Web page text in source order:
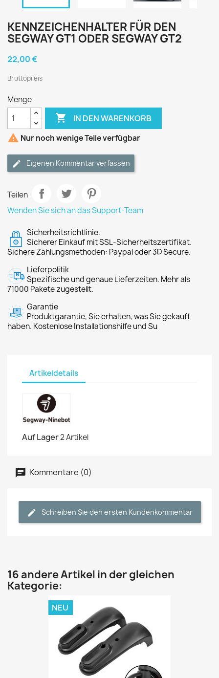
KENNZEICHENHALTER FÜR DEN
SEGWAY GT1 ODER SEGWAY GT2
22,00 €
Bruttopreis
Menge
 IN DEN WARENKORB
 Nur noch wenige Teile verfügbar
Eigenen Kommentar verfassen
Teilen
Wenden Sie sich an das Support-Team
Sicherheitsrichtlinie.
Sicherer Einkauf mit SSL-Sicherheitszertifikat.
Sichere Zahlungsmethoden: Paypal oder 3D Secure.
Lieferpolitik
Spezifische und genaue Lieferzeiten. Mehr als
71000 Pakete zugestellt.
Garantie
Produktgarantie, Sie erhalten, was Sie gekauft
haben. Kostenlose Installationshilfe und Su
Artikeldetails
Auf Lager2 Artikel
Kommentare (0)
Schreiben Sie den ersten Kundenkommentar
16 andere Artikel in der gleichen
Kategorie:
NEU